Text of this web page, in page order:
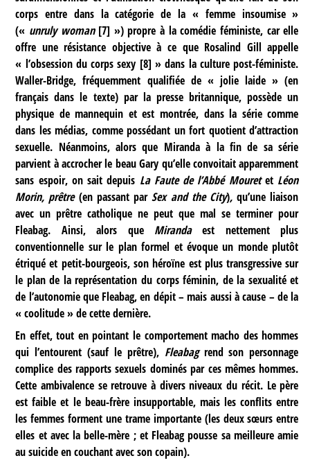
corps entre dans la catégorie de la « femme insoumise »
(« unruly woman[7] ») propre à la comédie féministe, car elle
offre une résistance objective à ce que Rosalind Gill appelle
« l’obsession du corps sexy [8] » dans la culture post-féministe.
Waller-Bridge, fréquemment qualifiée de « jolie laide » (en
français dans le texte) par la presse britannique, possède un
physique de mannequin et est montrée, dans la série comme
dans les médias, comme possédant un fort quotient d’attraction
sexuelle. Néanmoins, alors que Miranda à la fin de sa série
parvient à accrocher le beau Gary qu’elle convoitait apparemment
sans espoir, on sait depuis La Faute de l’Abbé Mouretet Léon
Morin, prêtre(en passant parSex and the City),qu’une liaison
avec un prêtre catholique ne peut que mal se terminer pour
Fleabag. Ainsi, alors que Mirandaest nettement plus
conventionnelle sur le plan formel et évoque un monde plutôt
étriqué et petit-bourgeois, son héroïne est plus transgressive sur
le plan de la représentation du corps féminin, de la sexualité et
de l’autonomie que Fleabag, en dépit – mais aussi à cause – de la
« coolitude » de cette dernière.
En effet, tout en pointant le comportement macho des hommes
qui l’entourent (sauf le prêtre), Fleabagrend son personnage
complice des rapports sexuels dominés par ces mêmes hommes.
Cette ambivalence se retrouve à divers niveaux du récit. Le père
est faible et le beau-frère insupportable, mais les conflits entre
les femmes forment une trame importante (les deux sœurs entre
elles et avec la belle-mère ; et Fleabag pousse sa meilleure amie
au suicide en couchant avec son copain).